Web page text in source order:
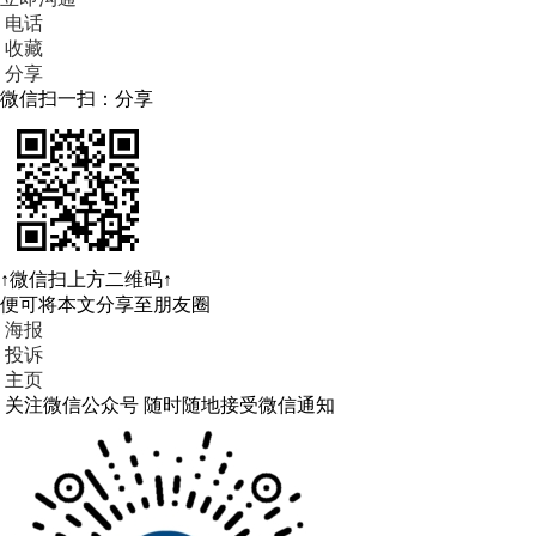
电话
收藏
分享
微信扫一扫：分享
↑微信扫上方二维码↑
便可将本文分享至朋友圈
海报
投诉
主页
关注微信公众号 随时随地接受微信通知